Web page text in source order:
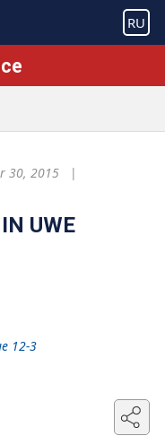
RU
30, 2015
UWE
12-3